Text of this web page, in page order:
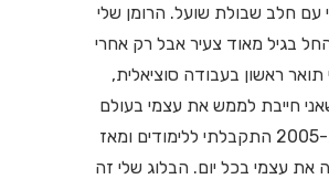
חלב שבולת שועל. הרומן שלי
בגיל מאוד צעיר אבל רק אחרי
תואר ראשון בעבודה סוציאלית,
חייבת לממש את עצמי בעולם
העיצוב. ב-2005 התקבלתי ללימודים ומאז
את עצמי בכל יום. הבלוג שלי זה